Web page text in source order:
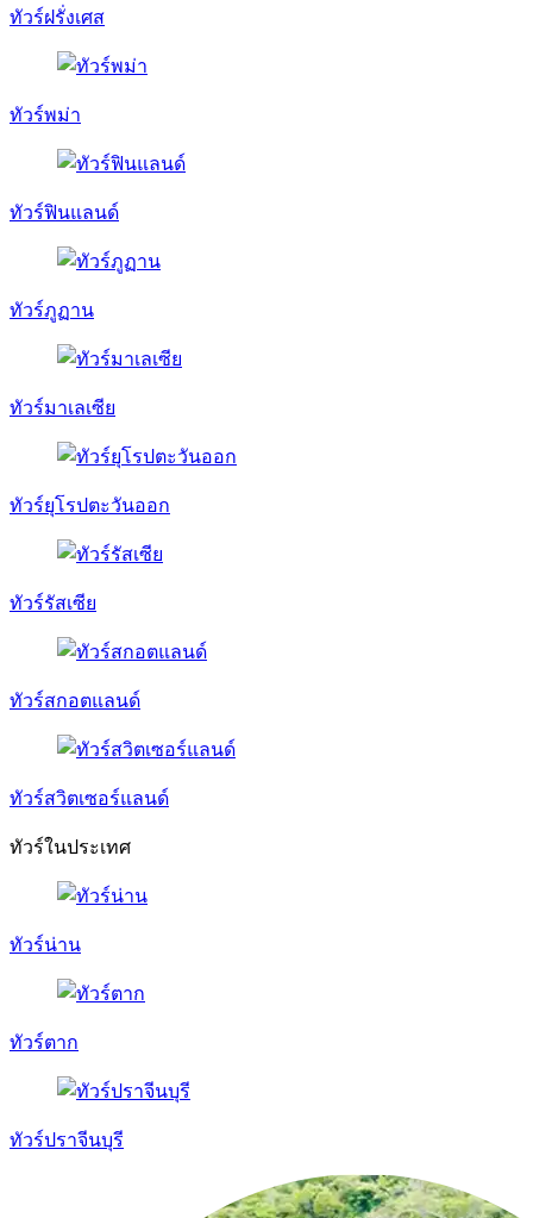
ทัวร์ฝรั่งเศส
ทัวร์พม่า
ทัวร์ฟินแลนด์
ทัวร์ภูฏาน
ทัวร์มาเลเซีย
ทัวร์ยุโรปตะวันออก
ทัวร์รัสเซีย
ทัวร์สกอตแลนด์
ทัวร์สวิตเซอร์แลนด์
ทัวร์ในประเทศ
ทัวร์น่าน
ทัวร์ตาก
ทัวร์ปราจีนบุรี